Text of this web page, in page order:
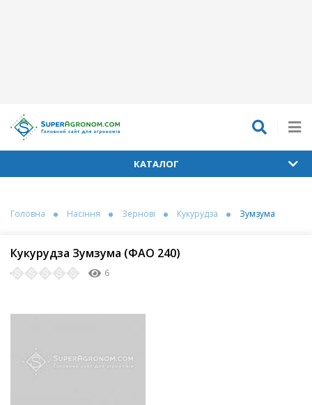
КАТАЛОГ
Головна Насіння Зернові Кукурудза Зумзума
Кукурудза Зумзума (ФАО 240)
6